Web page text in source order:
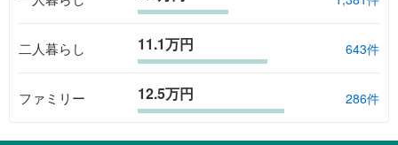
二人暮らし 11.1万円 643件
ファミリー 12.5万円 286件